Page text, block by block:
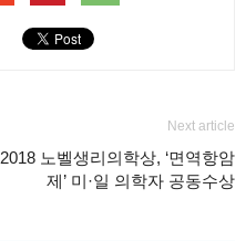
Next article
2018 노벨생리의학상, ‘면역항암
제’ 미·일 의학자 공동수상